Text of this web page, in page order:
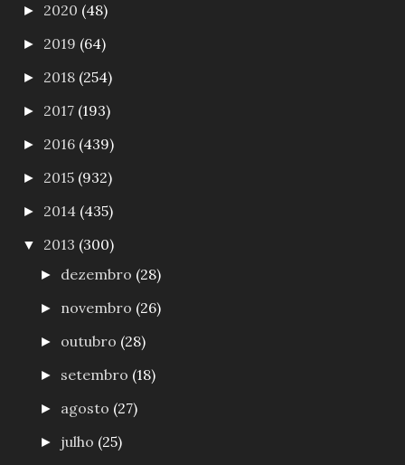
► 2020 (48)
► 2019 (64)
► 2018 (254)
► 2017 (193)
► 2016 (439)
► 2015 (932)
► 2014 (435)
▼ 2013 (300)
► dezembro (28)
► novembro (26)
► outubro (28)
► setembro (18)
► agosto (27)
► julho (25)